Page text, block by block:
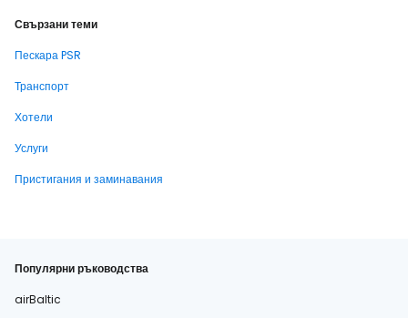
Свързани теми
Пескара PSR
Транспорт
Хотели
Услуги
Пристигания и заминавания
Популярни ръководства
airBaltic